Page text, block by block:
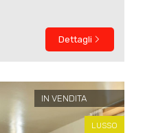
Dettagli
IN VENDITA
LUSSO